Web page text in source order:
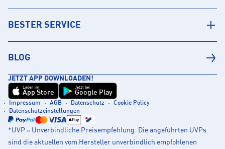
BESTER SERVICE
BLOG
JETZT APP DOWNLOADEN!
Laden im
App Store
Jetzt bei
Google Play
Impressum AGB Datenschutz
Cookie Policy
Datenschutzeinstellungen
*UVP = Unverbindliche Preisempfehlung. Die angeführten UVPs
sind die aktuellen vom Hersteller unverbindlich empfohlenen